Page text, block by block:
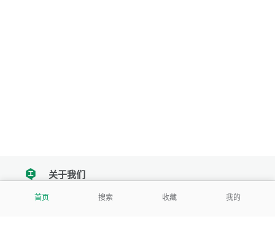
首页 搜索 收藏 我的
tencent关于我们
我们努力把每一个工具做成批量处理的产品